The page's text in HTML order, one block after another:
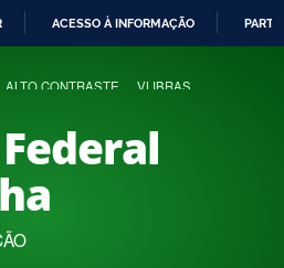
ACESSO À INFORMAÇÃO
ALTO CONTRASTE VLIBRAS